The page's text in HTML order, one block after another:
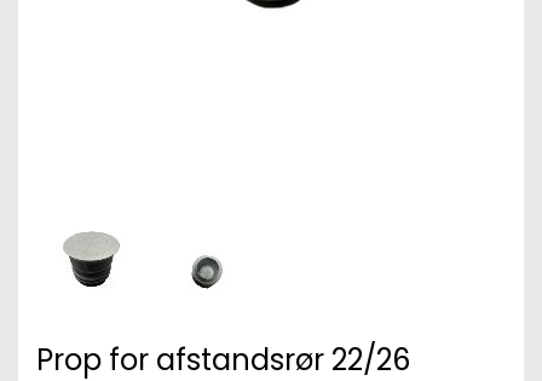
Prop for afstandsrør 22/26